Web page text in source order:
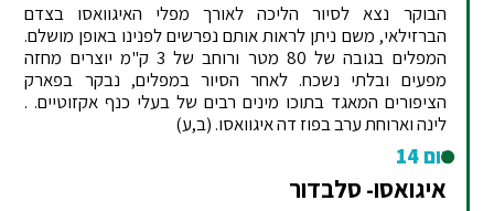
הבוקר נצא לסיור הליכה לאורך מפלי האיגוואסו בצדם
הברזילאי, משם ניתן לראות אותם נפרשים לפנינו באופן מושלם.
המפלים בגובה של 80 מטר ורוחב של 3 ק"מ יוצרים מחזה
מפעים ובלתי נשכח. לאחר הסיור במפלים, נבקר בפארק
הציפורים המאגד בתוכו מינים רבים של בעלי כנף אקזוטיים. .
לינה וארוחת ערב בפוז דה איגוואסו. (ב,ע)
יום 14
איגואסו- סלבדור